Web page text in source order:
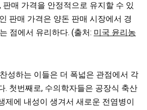
판매 가격을 안정적으로 유지할 수 있
판매 가격은 양돈 판매 시장에서 경
점에서 유리하다. (출처: 미국 윤리농
성하는 이들은 더 폭넓은 관점에서 각
. 첫번째로, 수의학자들은 공장식 축산
제에 내성이 생겨서 새로운 전염병이